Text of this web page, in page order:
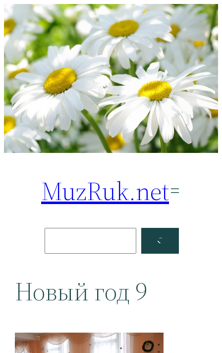
Перейти
к
содержимому
MuzRuk.net
Facebook
Новый год 9